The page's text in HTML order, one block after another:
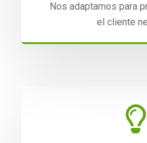
Nos adaptamos para
el cliente